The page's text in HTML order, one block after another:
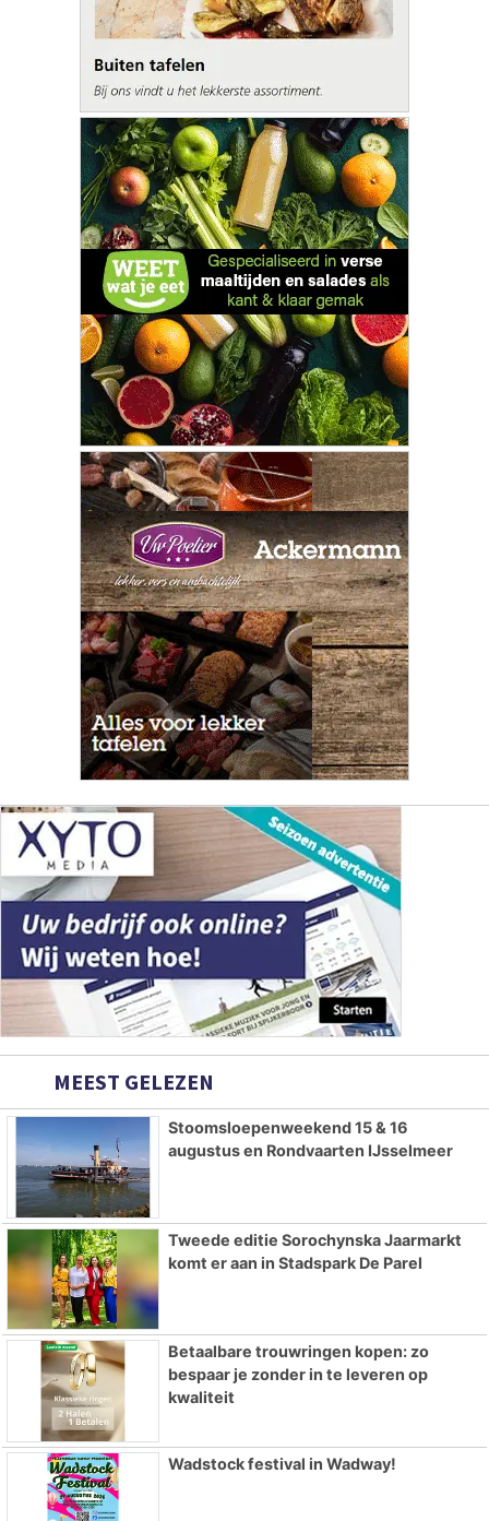
MEEST GELEZEN
Stoomsloepenweekend 15 & 16
augustus en Rondvaarten IJsselmeer
Tweede editie Sorochynska Jaarmarkt
komt er aan in Stadspark De Parel
Betaalbare trouwringen kopen: zo
bespaar je zonder in te leveren op
kwaliteit
Wadstock festival in Wadway!